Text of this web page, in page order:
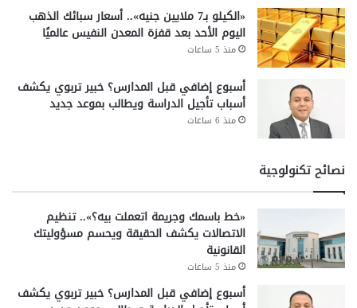
«الكيلو بـ7 ملايين جنيه».. أسعار سبائك الذهب
اليوم الأحد بعد قفزة المعدن النفيس عالميًا
منذ 5 ساعات
أسبوع إضافي قبل المدارس؟ خبير تربوي يكشف
أسباب تأجيل الدراسة ويطالب بموعد جديد
منذ 6 ساعات
نصائح تكنولوجية
«خط باسمك وجريمة اتعملت بيه؟».. تنظيم
الاتصالات يكشف الحقيقة ويحسم مسؤوليتك
القانونية
منذ 5 ساعات
أسبوع إضافي قبل المدارس؟ خبير تربوي يكشف